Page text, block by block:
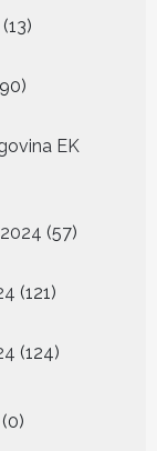
1313
9090
EK
5757
121121
124124
0
producten